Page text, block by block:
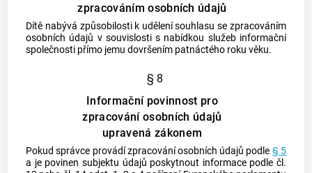
zpracováním osobních údajů
Dítě nabývá způsobilosti k udělení souhlasu se zpracováním
osobních údajů v souvislosti s nabídkou služeb informační
společnosti přímo jemu dovršením patnáctého roku věku.
§ 8
Informační povinnost pro
zpracování osobních údajů
upravená zákonem
Pokud správce provádí zpracování osobních údajů podle § 5
a je povinen subjektu údajů poskytnout informace podle čl.